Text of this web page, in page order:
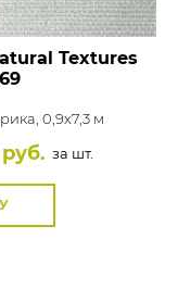
Textures
0,9x7,3 м
за шт.